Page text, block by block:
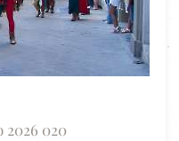
2026 020